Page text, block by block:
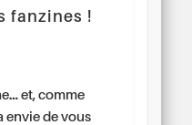
fanzines !
et, comme
envie de vous